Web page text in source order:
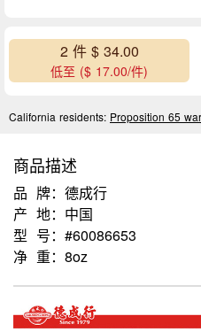
2 件 $ 34.00
低至 ($ 17.00/件)
California residents: Proposition 65
商品描述
品 牌：德成行
产 地：中国
型 号：#60086653
净 重：8oz